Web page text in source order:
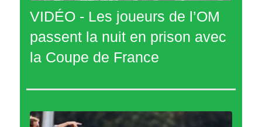
VIDÉO - Les joueurs de l’OM
passent la nuit en prison avec
la Coupe de France